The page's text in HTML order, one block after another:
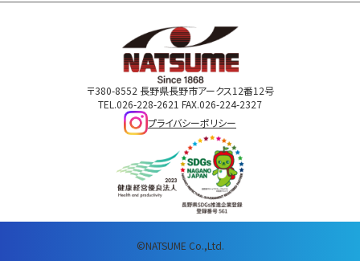
〒380-8552 長野県長野市アークス12番12号
TEL.026-228-2621 FAX.026-224-2327
プライバシーポリシー
©NATSUME Co.,Ltd.